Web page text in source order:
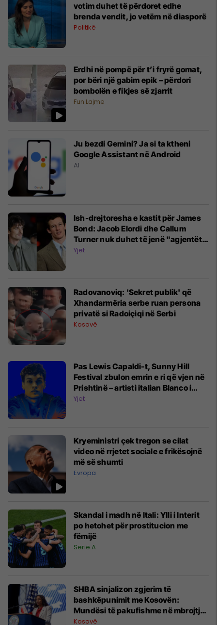
votim duhet të përdoret edhe
brenda vendit, jo vetëm në diasporë
Politikë
Erdhi në pompë për t’i fryrë gomat,
por bëri një gabim epik – përdori
bombolën e fikjes së zjarrit
Fun Lajme
Ju bezdi Gemini? Ja si ta ktheni
Google Assistant në Android
AI
Ish-drejtoresha e kastit për James
Bond: Jacob Elordi dhe Callum
Turner nuk duhet të jenë "agjentët e
rinj 007"
Yjet
Radovanoviq: 'Sekret publik' që
Xhandarmëria serbe ruan persona
privatë si Radoiçiqi në Serbi
Kosovë
Pas Lewis Capaldi-t, Sunny Hill
Festival zbulon emrin e ri që vjen në
Prishtinë – artisti italian Blanco i
bashkohet listës së artistëve të
Yjet
Kryeministri çek tregon se cilat
video në rrjetet sociale e frikësojnë
më së shumti
Evropa
Skandal i madh në Itali: Ylli i Interit
po hetohet për prostitucion me
fëmijë
Serie A
SHBA sinjalizon zgjerim të
bashkëpunimit me Kosovën:
Mundësi të pakufishme në mbrojtje
dhe energji
Kosovë